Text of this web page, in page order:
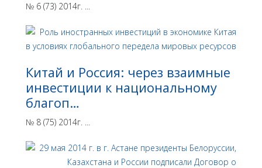
№ 6 (73) 2014г. ...
Китай и Россия: через взаимные
инвестиции к национальному
благоп…
№ 8 (75) 2014г. ...